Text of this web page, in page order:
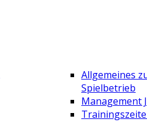
Allgemeines
Spielbetrieb
Management